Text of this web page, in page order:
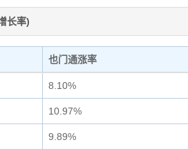
长率)
也门通涨率
8.10%
10.97%
9.89%